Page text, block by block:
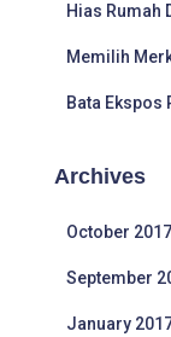
Hias Rumah
Memilih
Bata Ekspos
Archives
October 2017
September
January